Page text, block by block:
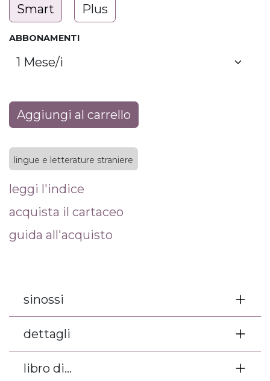
Smart Plus
ABBONAMENTI
Aggiungi al carrello
lingue e letterature straniere
leggi l'indice
acquista il cartaceo
guida all'acquisto
sinossi
dettagli
libro di...